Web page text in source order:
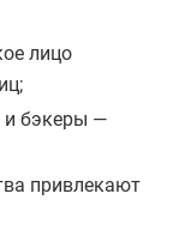
лицо
и бэкеры —
привлекают